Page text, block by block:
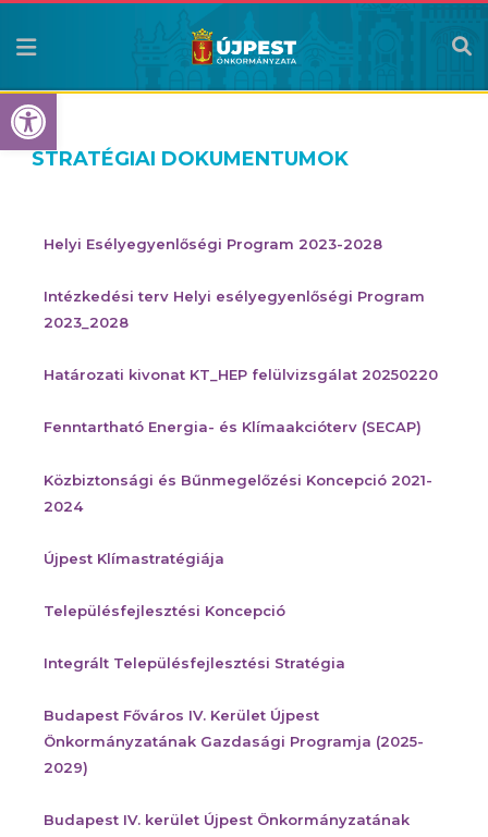
Eszköztár megnyitása
STRATÉGIAI DOKUMENTUMOK
Helyi Esélyegyenlőségi Program 2023-2028
Intézkedési terv Helyi esélyegyenlőségi Program
2023_2028
Határozati kivonat KT_HEP felülvizsgálat 20250220
Fenntartható Energia- és Klímaakcióterv (SECAP)
Közbiztonsági és Bűnmegelőzési Koncepció 2021-
2024
Újpest Klímastratégiája
Településfejlesztési Koncepció
Integrált Településfejlesztési Stratégia
Budapest Főváros IV. Kerület Újpest
Önkormányzatának Gazdasági Programja (2025-
2029)
Budapest IV. kerület Újpest Önkormányzatának